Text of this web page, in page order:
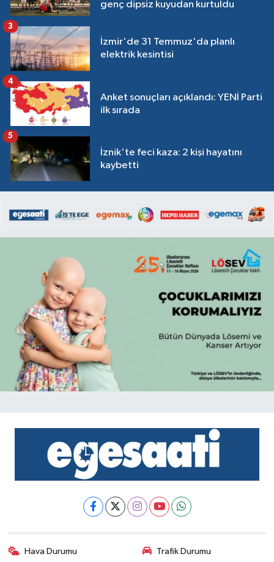
genç dipsiz kuyudan kurtuldu
İzmir'de 31 Temmuz'da planlı
elektrik kesintisi
3
Anket sonuçları açıklandı: YENİ Parti
ilk sırada
4
İznik'te feci kaza: 2 kişi hayatını
kaybetti
5
Hava Durumu Trafik Durumu